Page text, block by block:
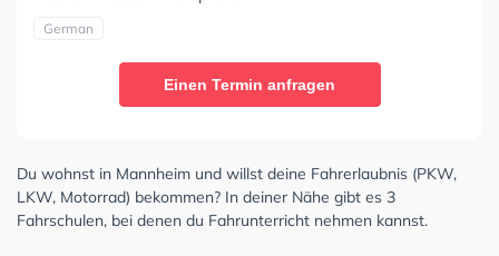
German
Einen Termin anfragen
Du wohnst in Mannheim und willst deine Fahrerlaubnis (PKW,
LKW, Motorrad) bekommen? In deiner Nähe gibt es 3
Fahrschulen, bei denen du Fahrunterricht nehmen kannst.